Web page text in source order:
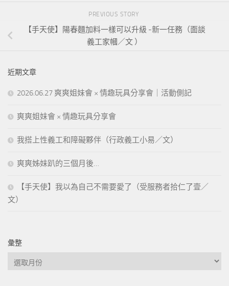
PREVIOUS STORY
【手天使】陽春麵加料一樣可以升級 -新一任務（面談
義工家幗／文 ）
近期文章
2026.06.27 爽爽姐妹會 × 情趣玩具分享會｜活動側記
爽爽姐妹會 × 情趣玩具分享會
我搭上性義工和障礙夥伴（行政義工小易／文）
爽爽姊妹趴的三個月後…
【手天使】我以為自己不需要愛了（受服務者拾仁了壹／
文）
彙整
彙